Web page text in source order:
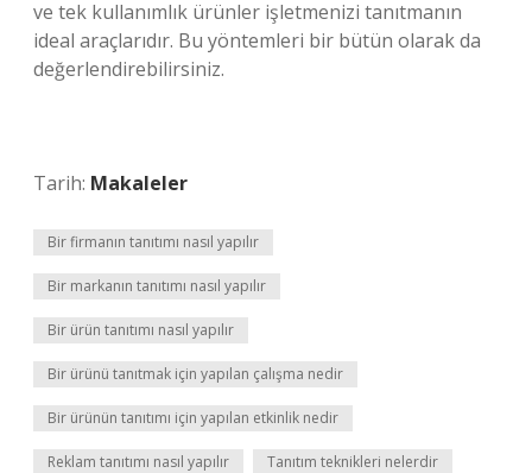
ve tek kullanımlık ürünler işletmenizi tanıtmanın
ideal araçlarıdır. Bu yöntemleri bir bütün olarak da
değerlendirebilirsiniz.
Tarih: Makaleler
Bir firmanın tanıtımı nasıl yapılır
Bir markanın tanıtımı nasıl yapılır
Bir ürün tanıtımı nasıl yapılır
Bir ürünü tanıtmak için yapılan çalışma nedir
Bir ürünün tanıtımı için yapılan etkinlik nedir
Reklam tanıtımı nasıl yapılır Tanıtım teknikleri nelerdir